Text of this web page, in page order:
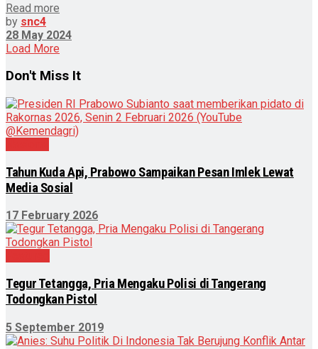
Read more
by snc4
28 May 2024
Load More
Don't Miss It
Tahun Kuda Api, Prabowo Sampaikan Pesan Imlek Lewat
Media Sosial
17 February 2026
Tegur Tetangga, Pria Mengaku Polisi di Tangerang
Todongkan Pistol
5 September 2019